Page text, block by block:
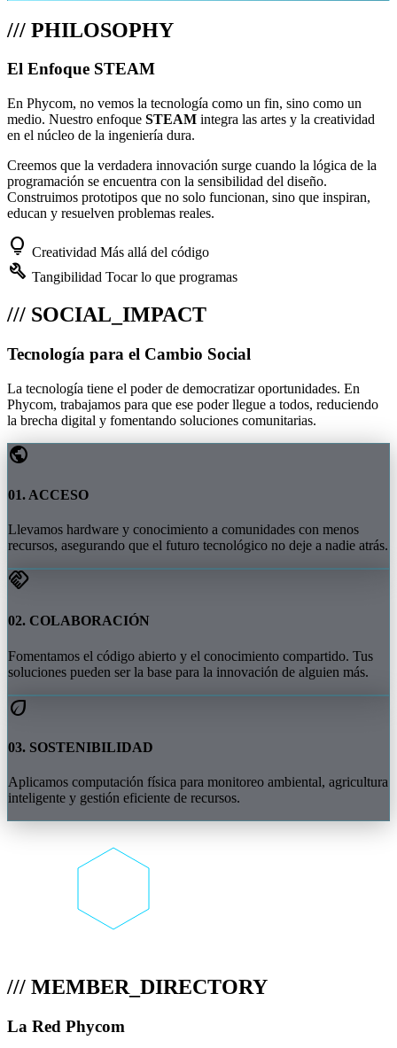
/// PHILOSOPHY
El Enfoque STEAM
En Phycom, no vemos la tecnología como un fin, sino como un
medio. Nuestro enfoque STEAM integra las artes y la creatividad
en el núcleo de la ingeniería dura.
Creemos que la verdadera innovación surge cuando la lógica de la
programación se encuentra con la sensibilidad del diseño.
Construimos prototipos que no solo funcionan, sino que inspiran,
educan y resuelven problemas reales.
lightbulb Creatividad Más allá del código
build Tangibilidad Tocar lo que programas
/// SOCIAL_IMPACT
Tecnología para el Cambio Social
La tecnología tiene el poder de democratizar oportunidades. En
Phycom, trabajamos para que ese poder llegue a todos, reduciendo
la brecha digital y fomentando soluciones comunitarias.
public
01. ACCESO
Llevamos hardware y conocimiento a comunidades con menos
recursos, asegurando que el futuro tecnológico no deje a nadie atrás.
handshake
02. COLABORACIÓN
Fomentamos el código abierto y el conocimiento compartido. Tus
soluciones pueden ser la base para la innovación de alguien más.
eco
03. SOSTENIBILIDAD
Aplicamos computación física para monitoreo ambiental, agricultura
inteligente y gestión eficiente de recursos.
/// MEMBER_DIRECTORY
La Red Phycom